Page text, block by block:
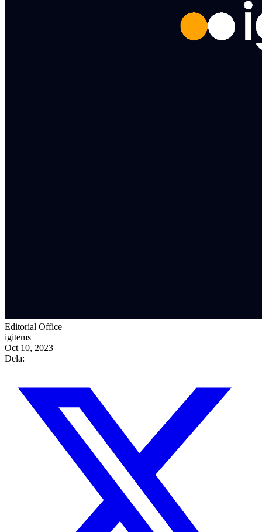
Editorial Office
igitems
Oct 10, 2023
Dela: